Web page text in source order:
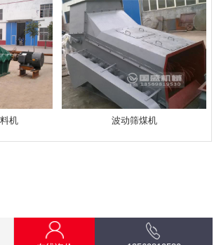
机 波动筛煤机
s.parentNode.insertBefore(bp,